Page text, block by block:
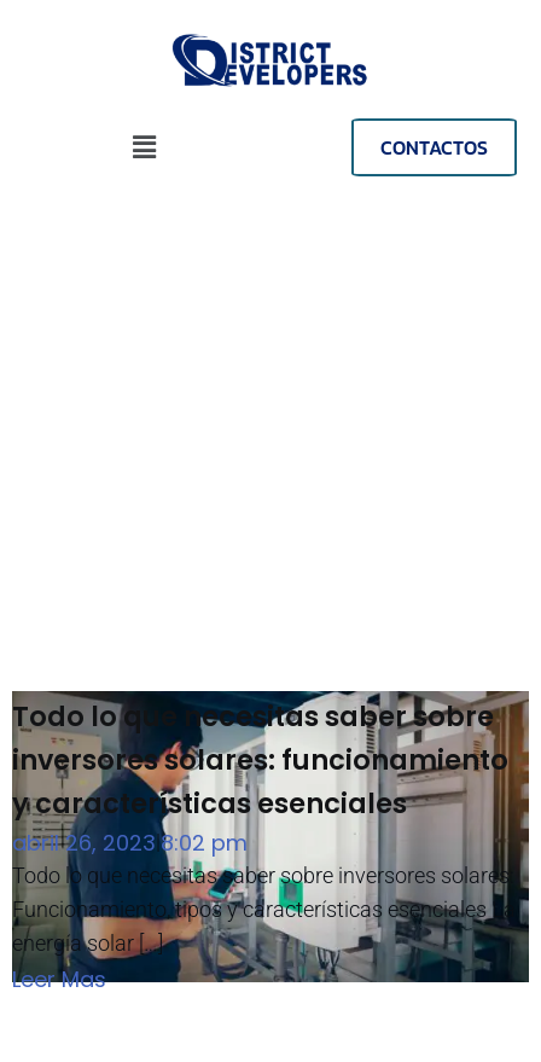
CONTACTOS
Todo lo que necesitas saber sobre
inversores solares: funcionamiento
y características esenciales
abril 26, 2023|8:02 pm
Todo lo que necesitas saber sobre inversores solares:
Funcionamiento, tipos y características esenciales La
energía solar […]
Leer Mas